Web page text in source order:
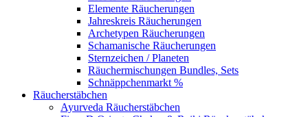
Elemente Räucherungen
Jahreskreis Räucherungen
Archetypen Räucherungen
Schamanische Räucherungen
Sternzeichen / Planeten
Räuchermischungen Bundles, Sets
Schnäppchenmarkt %
Räucherstäbchen
Ayurveda Räucherstäbchen